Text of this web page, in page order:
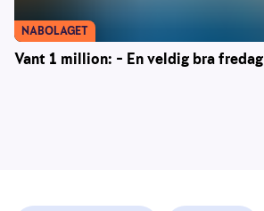
Vant 1 million: – En veldig bra fredag
NABOLAGET